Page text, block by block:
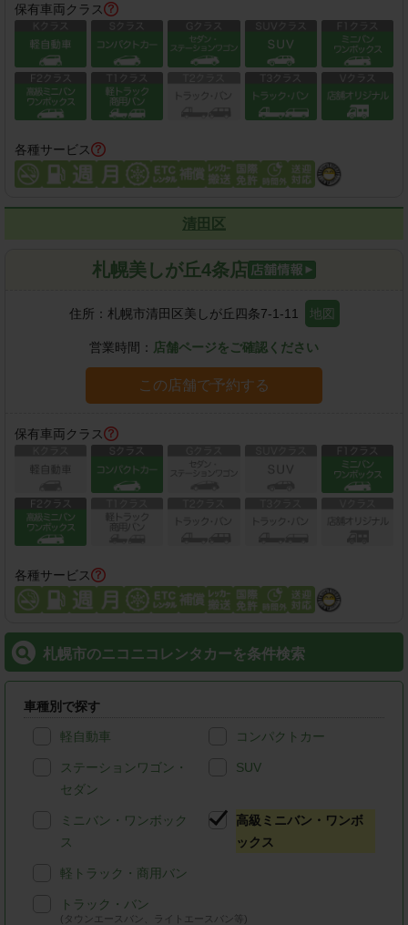
保有車両クラス
各種サービス
清田区
札幌美しが丘4条店
住所： 札幌市清田区美しが丘四条7-1-11 地図
営業時間： 店舗ページをご確認ください
この店舗で予約する
保有車両クラス
各種サービス
札幌市のニコニコレンタカーを条件検索
車種別で探す
軽自動車 コンパクトカー
ステーションワゴン・
セダン
SUV
ミニバン・ワンボック
ス
高級ミニバン・ワンボ
ックス
軽トラック・商用バン
トラック・バン
(タウンエースバン、ライトエースバン等)